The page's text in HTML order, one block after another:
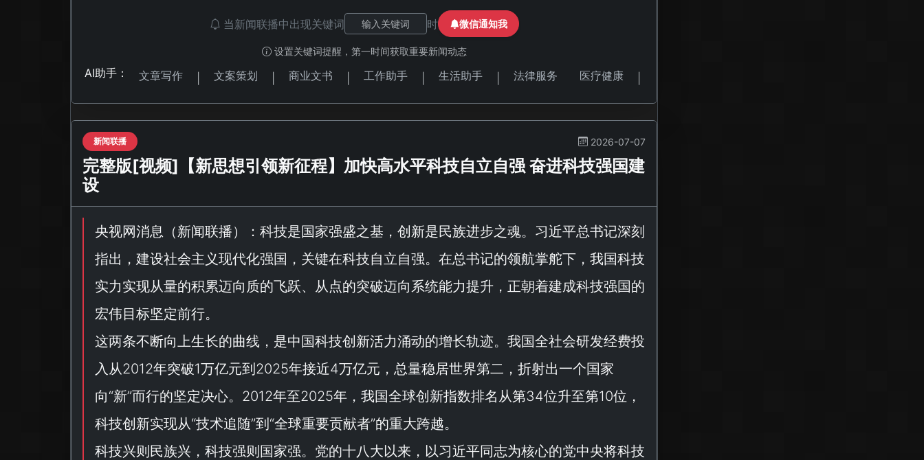
当新闻联播中出现关键词 时 微信通知我
设置关键词提醒，第一时间获取重要新闻动态
AI助手： 文章写作 文案策划 商业文书 工作助手 生活助手 法律服务 医疗健康
新闻联播 2026-07-07
完整版[视频]【新思想引领新征程】加快高水平科技自立自强 奋进科技强国建
设
央视网消息（新闻联播）：科技是国家强盛之基，创新是民族进步之魂。习近平总书记深刻
指出，建设社会主义现代化强国，关键在科技自立自强。在总书记的领航掌舵下，我国科技
实力实现从量的积累迈向质的飞跃、从点的突破迈向系统能力提升，正朝着建成科技强国的
宏伟目标坚定前行。
这两条不断向上生长的曲线，是中国科技创新活力涌动的增长轨迹。我国全社会研发经费投
入从2012年突破1万亿元到2025年接近4万亿元，总量稳居世界第二，折射出一个国家
向“新”而行的坚定决心。2012年至2025年，我国全球创新指数排名从第34位升至第10位，
科技创新实现从“技术追随”到“全球重要贡献者”的重大跨越。
科技兴则民族兴，科技强则国家强。党的十八大以来，以习近平同志为核心的党中央将科技